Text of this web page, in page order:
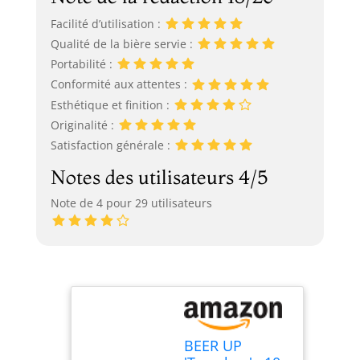
Facilité d’utilisation :
Qualité de la bière servie :
Portabilité :
Conformité aux attentes :
Esthétique et finition :
Originalité :
Satisfaction générale :
Notes des utilisateurs 4/5
Note de 4 pour 29 utilisateurs
BEER UP